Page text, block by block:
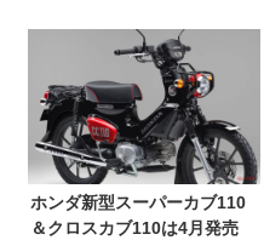
ホンダ新型スーパーカブ110
＆クロスカブ110は4月発売